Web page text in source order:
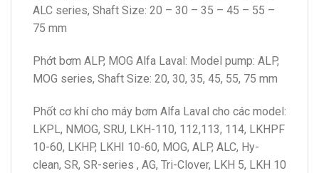
ALC series, Shaft Size: 20 – 30 – 35 – 45 – 55 –
75 mm
Phớt bơm ALP, MOG Alfa Laval: Model pump: ALP,
MOG series, Shaft Size: 20, 30, 35, 45, 55, 75 mm
Phốt cơ khí cho máy bơm Alfa Laval cho các model:
LKPL, NMOG, SRU, LKH-110, 112,113, 114, LKHPF
10-60, LKHP, LKHI 10-60, MOG, ALP, ALC, Hy-
clean, SR, SR-series , AG, Tri-Clover, LKH 5, LKH 10